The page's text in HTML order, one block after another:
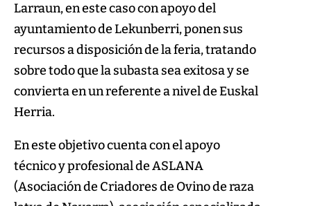
Larraun, en este caso con apoyo del
ayuntamiento de Lekunberri, ponen sus
recursos a disposición de la feria, tratando
sobre todo que la subasta sea exitosa y se
convierta en un referente a nivel de Euskal
Herria.
En este objetivo cuenta con el apoyo
técnico y profesional de ASLANA
(Asociación de Criadores de Ovino de raza